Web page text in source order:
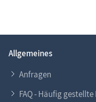
Allgemeines
Anfragen
FAQ - Häufig gestellte